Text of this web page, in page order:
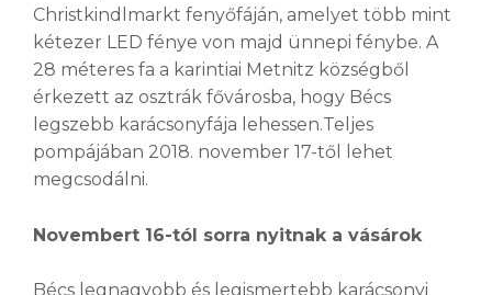
Christkindlmarkt fenyőfáján, amelyet több mint
kétezer LED fénye von majd ünnepi fénybe. A
28 méteres fa a karintiai Metnitz községből
érkezett az osztrák fővárosba, hogy Bécs
legszebb karácsonyfája lehessen.Teljes
pompájában 2018. november 17-től lehet
megcsodálni.
Novembert 16-tól sorra nyitnak a vásárok
Bécs legnagyobb és legismertebb karácsonyi